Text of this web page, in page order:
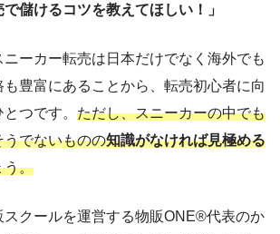
で儲けるコツを教えてほしい！」
ニーカー転売は日本だけでなく海外でも
も豊富にあることから、転売初心者に向
つです。 ただし、スニーカーの中でも
でないものの知識がなければ見極める
う。
スクールを運営する物販ONE®代表のか